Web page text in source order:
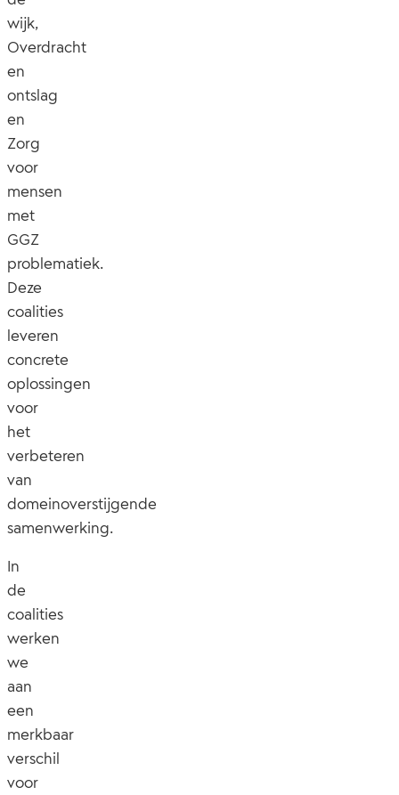
wijk,
Overdracht
en
ontslag
en
Zorg
voor
mensen
met
GGZ
problematiek.
Deze
coalities
leveren
concrete
oplossingen
voor
het
verbeteren
van
domeinoverstijgende
samenwerking.
In
de
coalities
werken
we
aan
een
merkbaar
verschil
voor